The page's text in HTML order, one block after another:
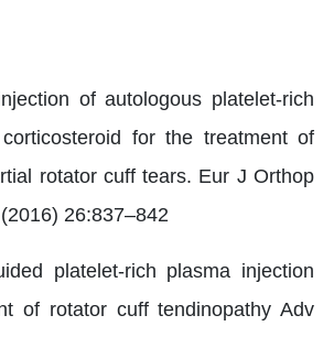
of autologous platelet-rich
for the treatment of
rotator cuff tears. Eur J Orthop
26:837–842
platelet-rich plasma injection
of rotator cuff tendinopathy Adv